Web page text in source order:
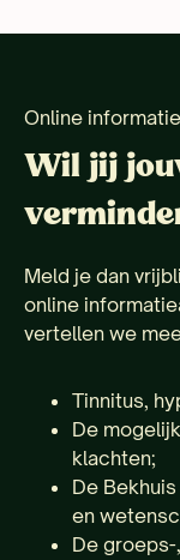
Online
Wil jij
Meld je dan
online
vertellen we
Tinnitus,
De
klachten;
De
en
De